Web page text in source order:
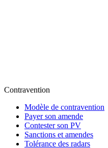
Contravention
Modèle de contravention
Payer son amende
Contester son PV
Sanctions et amendes
Tolérance des radars